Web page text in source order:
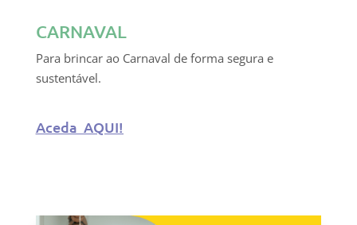
CARNAVAL
Para brincar ao Carnaval de forma segura e
sustentável.
Aceda AQUI!